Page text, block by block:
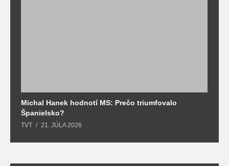
Michal Hanek hodnotí MS: Prečo triumfovalo
Španielsko?
TVT 21. JÚLA 2026